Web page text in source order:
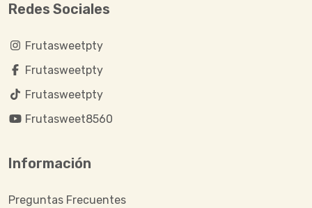
Redes Sociales
Frutasweetpty
Frutasweetpty
Frutasweetpty
Frutasweet8560
Información
Preguntas Frecuentes